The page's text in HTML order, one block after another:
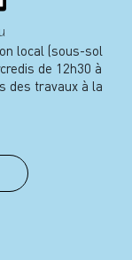
local (sous-sol
de 12h30 à
des travaux à la